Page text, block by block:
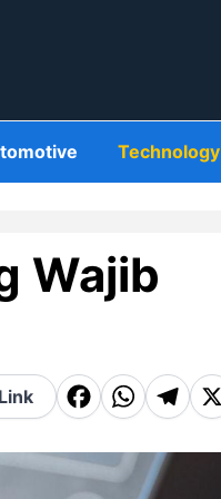
Technology
Wajib
F
a
c
W
h
a
T
el
e
X